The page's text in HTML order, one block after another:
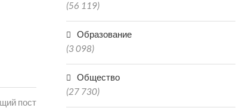
пост
(56 119)
Образование
(3 098)
Общество
(27 730)